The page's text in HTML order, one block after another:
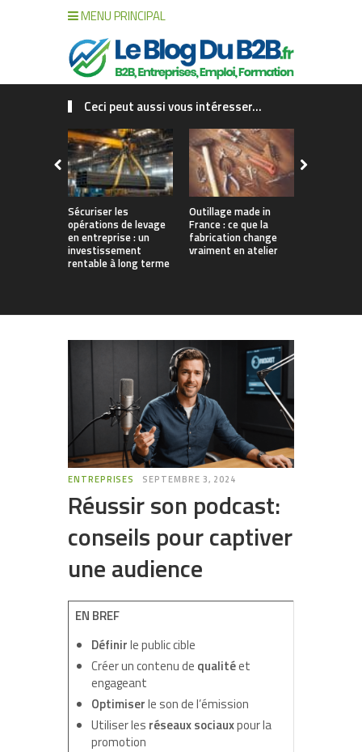
MENU PRINCIPAL
Ceci peut aussi vous intéresser...
Sécuriser les
opérations de levage
en entreprise : un
investissement
rentable à long terme
Outillage made in
France : ce que la
fabrication change
vraiment en atelier
ENTREPRISES SEPTEMBRE 3, 2024
Réussir son podcast:
conseils pour captiver
une audience
EN BREF
Définirle public cible
Créer un contenu de qualitéet
engageant
Optimiserle son de l’émission
Utiliser les réseaux sociauxpour la
promotion